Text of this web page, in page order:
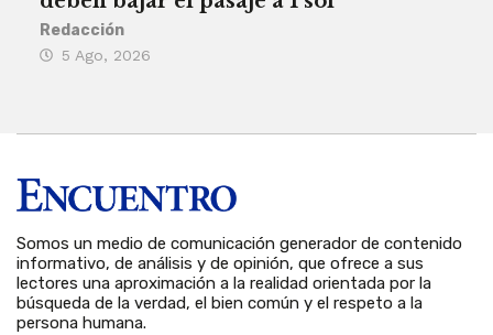
Redacción
5 Ago, 2026
Somos un medio de comunicación generador de contenido
informativo, de análisis y de opinión, que ofrece a sus
lectores una aproximación a la realidad orientada por la
búsqueda de la verdad, el bien común y el respeto a la
persona humana.